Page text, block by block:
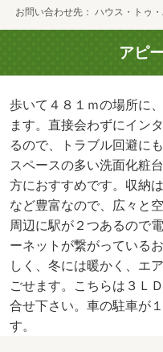
お問い合わせ先 ハウス・トゥ
アピ
歩いて４８１ｍの場所に
ます。直接会わずにイン
るので、トラブル回避に
スペースの多い洗面化粧
方におすすめです。収納
など豊富なので、広々と
周辺に駅が２つあるので
ーネットが繋がっている
しく、冬には暖かく、エ
ごせます。こちらは３Ｌ
合せ下さい。車の駐車が
す。